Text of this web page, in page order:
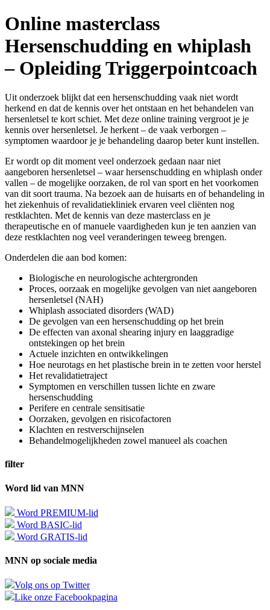
Online masterclass
Hersenschudding en whiplash
– Opleiding Triggerpointcoach
Uit onderzoek blijkt dat een hersenschudding vaak niet wordt
herkend en dat de kennis over het ontstaan en het behandelen van
hersenletsel te kort schiet. Met deze online training vergroot je je
kennis over hersenletsel. Je herkent – de vaak verborgen –
symptomen waardoor je je behandeling daarop beter kunt instellen.
Er wordt op dit moment veel onderzoek gedaan naar niet
aangeboren hersenletsel – waar hersenschudding en whiplash onder
vallen – de mogelijke oorzaken, de rol van sport en het voorkomen
van dit soort trauma. Na bezoek aan de huisarts en of behandeling in
het ziekenhuis of revalidatiekliniek ervaren veel cliënten nog
restklachten. Met de kennis van deze masterclass en je
therapeutische en of manuele vaardigheden kun je ten aanzien van
deze restklachten nog veel veranderingen teweeg brengen.
Onderdelen die aan bod komen:
Biologische en neurologische achtergronden
Proces, oorzaak en mogelijke gevolgen van niet aangeboren
hersenletsel (NAH)
Whiplash associated disorders (WAD)
De gevolgen van een hersenschudding op het brein
De effecten van axonal shearing injury en laaggradige
ontstekingen op het brein
Actuele inzichten en ontwikkelingen
Hoe neurotags en het plastische brein in te zetten voor herstel
Het revalidatietraject
Symptomen en verschillen tussen lichte en zware
hersenschudding
Perifere en centrale sensitisatie
Oorzaken, gevolgen en risicofactoren
Klachten en restverschijnselen
Behandelmogelijkheden zowel manueel als coachen
filter
Word lid van MNN
Word PREMIUM-lid
Word BASIC-lid
Word GRATIS-lid
MNN op sociale media
Volg ons op Twitter
Like onze Facebookpagina